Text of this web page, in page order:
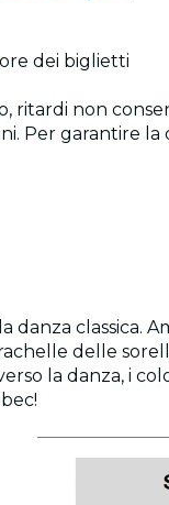
dei biglietti
ritardi non
Per
classica.
delle
la danza, i